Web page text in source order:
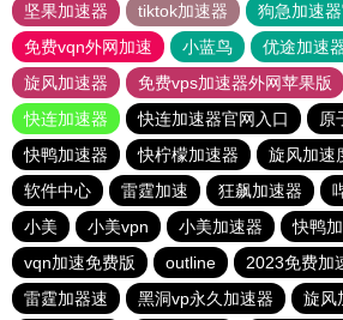
坚果加速器
tiktok加速器
狗急加速
免费vqn外网加速
小蓝鸟 优途加速
旋风加速器
免费vps加速器外网苹果版
快连加速器
快连加速器官网入口
原
快鸭加速器
快柠檬加速器 旋风加速
软件中心
雷霆加速 狂飙加速器
小美
小美vpn 小美加速器
快鸭
vqn加速免费版
outline 2023免费加
雷霆加器速
黑洞vp永久加速器 旋风